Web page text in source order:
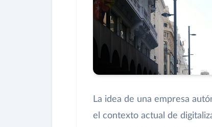
La idea de una empresa
el contexto actual de